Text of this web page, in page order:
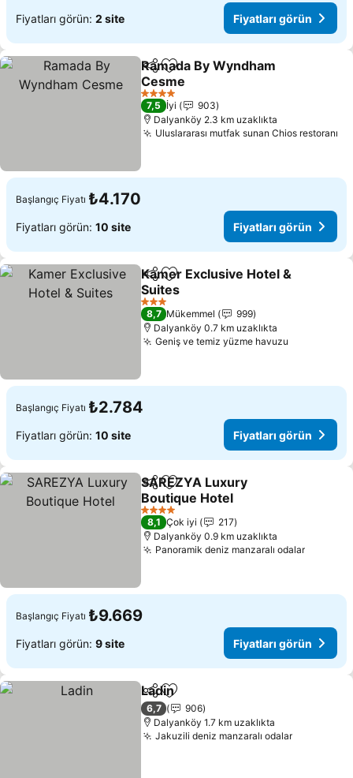
Fiyatları görün: 2 site Fiyatları görün
PaylaşFavorilerime ekle
Ramada By Wyndham
Cesme
Fiyatları görün
4 Yıldız
7,5 İyi
903
Dalyanköy 2.3 km uzaklıkta
Uluslararası mutfak sunan Chios restoranı
Başlangıç Fiyatı ₺4.170
Fiyatları görün: 10 site Fiyatları görün
PaylaşFavorilerime ekle
Kamer Exclusive Hotel &
Suites
Fiyatları görün
3 Yıldız
8,7 Mükemmel
999
Dalyanköy 0.7 km uzaklıkta
Geniş ve temiz yüzme havuzu
Başlangıç Fiyatı ₺2.784
Fiyatları görün: 10 site Fiyatları görün
PaylaşFavorilerime ekle
SAREZYA Luxury
Boutique Hotel
Fiyatları görün
4 Yıldız
8,1 Çok iyi
217
Dalyanköy 0.9 km uzaklıkta
Panoramik deniz manzaralı odalar
Başlangıç Fiyatı ₺9.669
Fiyatları görün: 9 site Fiyatları görün
PaylaşFavorilerime ekle
Ladin
6,7
906
Dalyanköy 1.7 km uzaklıkta
Jakuzili deniz manzaralı odalarFiyatları